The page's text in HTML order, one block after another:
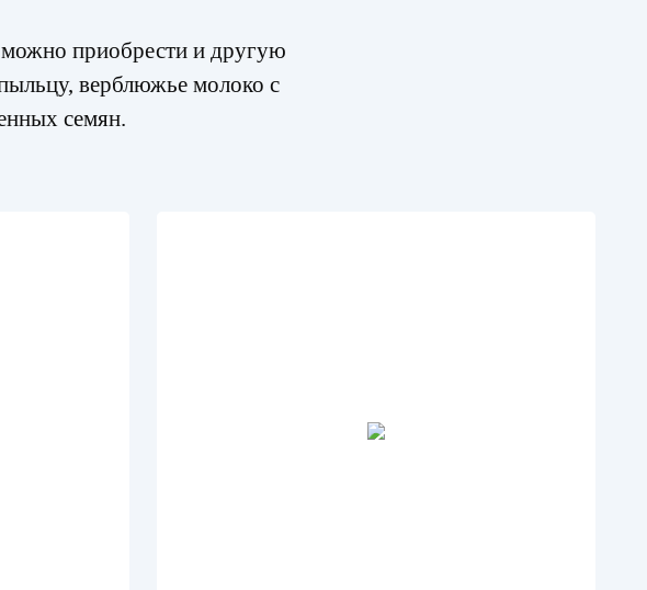
приобрести и другую
верблюжье молоко с
семян.